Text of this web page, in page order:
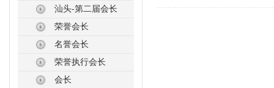
汕头-第二届会长
荣誉会长
名誉会长
荣誉执行会长
会长